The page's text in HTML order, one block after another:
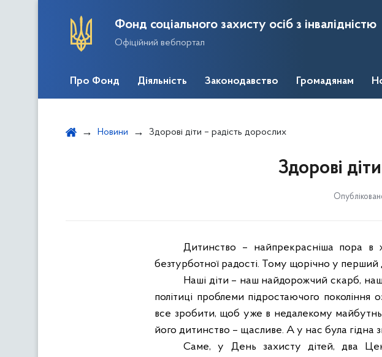
Фонд соціального захисту осіб з інвалідністю
Офіційний вебпортал
Про Фонд Діяльність Законодавство Громадянам
Новини Здорові діти – радість дорослих
Здорові
Дитинство – найпрекрасніша пора в
безтурботної радості. Тому щорічно у перший
Наші діти – наш найдорожчий скарб,
політиці проблеми підростаючого покоління
все зробити, щоб уже в недалекому
його дитинство – щасливе. А у нас була гідна
Саме, у День захисту дітей, два